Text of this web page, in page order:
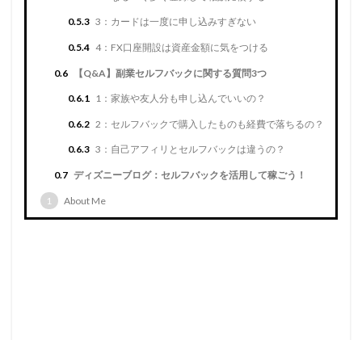
0.5.3 3：カードは一度に申し込みすぎない
0.5.4 4：FX口座開設は資産金額に気をつける
0.6 【Q&A】副業セルフバックに関する質問3つ
0.6.1 1：家族や友人分も申し込んでいいの？
0.6.2 2：セルフバックで購入したものも経費で落ちるの？
0.6.3 3：自己アフィリとセルフバックは違うの？
0.7 ディズニーブログ：セルフバックを活用して稼ごう！
1 About Me